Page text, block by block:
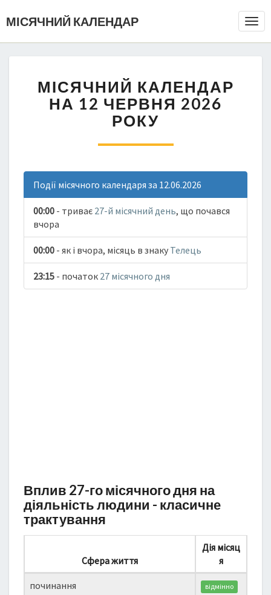
МІСЯЧНИЙ КАЛЕНДАР
МІСЯЧНИЙ КАЛЕНДАР
НА 12 ЧЕРВНЯ 2026
РОКУ
Події місячного календаря за 12.06.2026
00:00 - триває 27-й місячний день, що почався
вчора
00:00 - як і вчора, місяць в знаку Телець
23:15 - початок 27 місячного дня
Вплив 27-го місячного дня на
діяльність людини - класичне
трактування
Сфера життя
Дія місяц
я
починання відмінно